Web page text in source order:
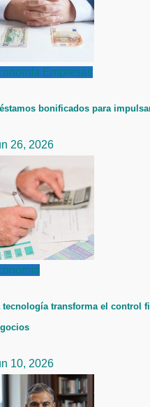
Empresas
bonificados para
26, 2026
tecnología transforma el control
10, 2026